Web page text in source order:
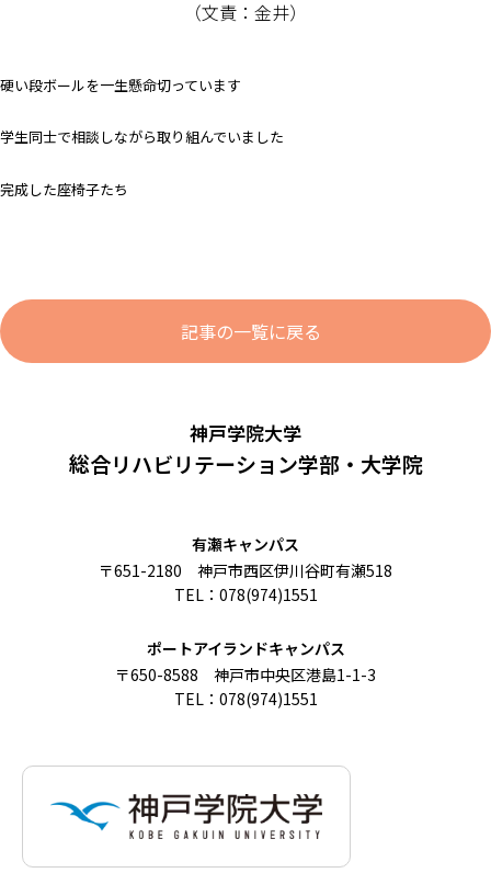
（文責：金井）
硬い段ボールを一生懸命切っています
学生同士で相談しながら取り組んでいました
完成した座椅子たち
記事の一覧に戻る
神戸学院大学
総合リハビリテーション学部・大学院
有瀬キャンパス
〒651-2180 神戸市西区伊川谷町有瀬518
TEL：078(974)1551
ポートアイランドキャンパス
〒650-8588 神戸市中央区港島1-1-3
TEL：078(974)1551